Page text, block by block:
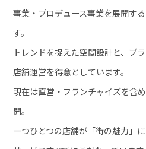
事業・プロデュース事業を展開す
す。
トレンドを捉えた空間設計と、ブ
店舗運営を得意としています。
現在は直営・フランチャイズを含
開。
一つひとつの店舗が「街の魅力」